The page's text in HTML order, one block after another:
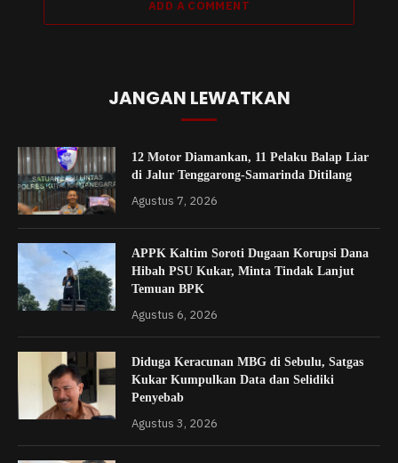
ADD A COMMENT
JANGAN LEWATKAN
12 Motor Diamankan, 11 Pelaku Balap Liar
di Jalur Tenggarong-Samarinda Ditilang
Agustus 7, 2026
APPK Kaltim Soroti Dugaan Korupsi Dana
Hibah PSU Kukar, Minta Tindak Lanjut
Temuan BPK
Agustus 6, 2026
Diduga Keracunan MBG di Sebulu, Satgas
Kukar Kumpulkan Data dan Selidiki
Penyebab
Agustus 3, 2026